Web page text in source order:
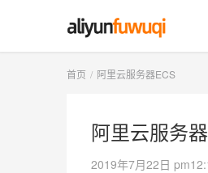
首页 阿里云服务器ECS
阿里云服务
2019年7月22日